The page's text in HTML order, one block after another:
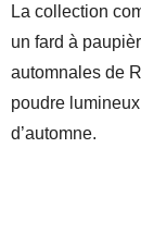
La collection
un fard à
automnales de
poudre
d’automne.